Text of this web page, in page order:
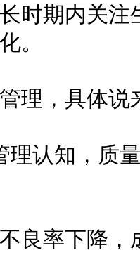
时期内关
。
理，具体说
理认知，质
良率下降